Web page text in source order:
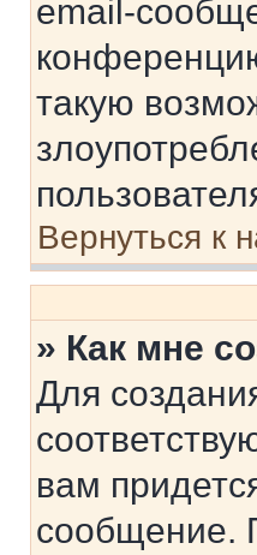
email-
такую
Вернуться к
» Как мне
Для
вам
сообщение.